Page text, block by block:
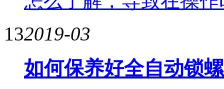
132019-03
如何保养好全自动锁